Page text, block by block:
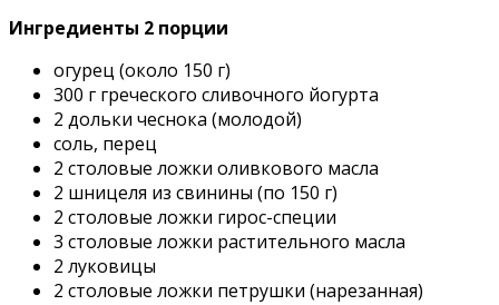
Ингредиенты 2 порции
огурец (около 150 г)
300 г греческого сливочного йогурта
2 дольки чеснока (молодой)
соль, перец
2 столовые ложки оливкового масла
2 шницеля из свинины (по 150 г)
2 столовые ложки гирос-специи
3 столовые ложки растительного масла
2 луковицы
2 столовые ложки петрушки (нарезанная)